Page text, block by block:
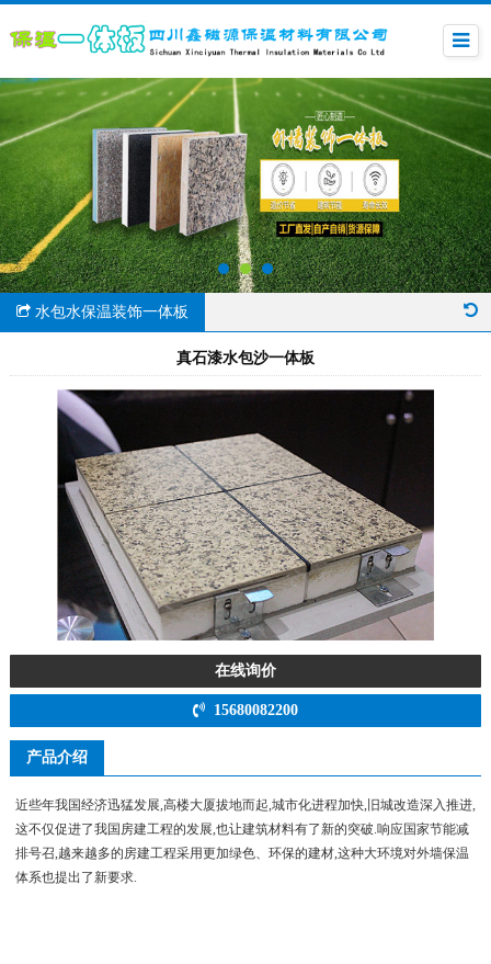
水包水保温装饰一体板
真石漆水包沙一体板
在线询价
15680082200
产品介绍
近些年我国经济迅猛发展,高楼大厦拔地而起,城市化进程加快,旧城改造深入推进,
这不仅促进了我国房建工程的发展,也让建筑材料有了新的突破.响应国家节能减
排号召,越来越多的房建工程采用更加绿色、环保的建材,这种大环境对外墙保温
体系也提出了新要求.